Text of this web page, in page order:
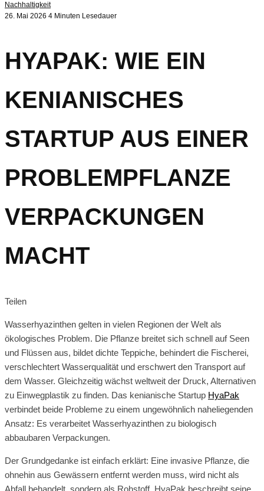
Nachhaltigkeit
26. Mai 2026 4 Minuten Lesedauer
HYAPAK: WIE EIN
KENIANISCHES
STARTUP AUS EINER
PROBLEMPFLANZE
VERPACKUNGEN
MACHT
Teilen
Wasserhyazinthen gelten in vielen Regionen der Welt als
ökologisches Problem. Die Pflanze breitet sich schnell auf Seen
und Flüssen aus, bildet dichte Teppiche, behindert die Fischerei,
verschlechtert Wasserqualität und erschwert den Transport auf
dem Wasser. Gleichzeitig wächst weltweit der Druck, Alternativen
zu Einwegplastik zu finden. Das kenianische Startup HyaPak
verbindet beide Probleme zu einem ungewöhnlich naheliegenden
Ansatz: Es verarbeitet Wasserhyazinthen zu biologisch
abbaubaren Verpackungen.
Der Grundgedanke ist einfach erklärt: Eine invasive Pflanze, die
ohnehin aus Gewässern entfernt werden muss, wird nicht als